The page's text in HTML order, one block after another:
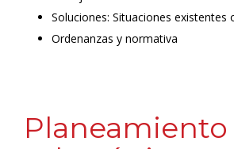
Soluciones: Situaciones existentes
Ordenanzas y normativa
Planeamiento